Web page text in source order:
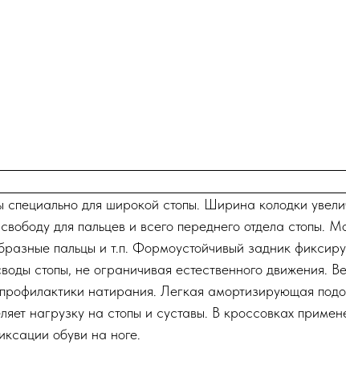
для широкой стопы. Ширина колодки
для пальцев и всего переднего отдела стопы.
пальцы и т.п. Формоустойчивый задник
стопы, не ограничивая естественного движения.
натирания. Легкая амортизирующая
нагрузку на стопы и суставы. В кроссовках
обуви на ноге.